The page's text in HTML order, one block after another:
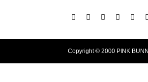
Copyright © 2000 PINK